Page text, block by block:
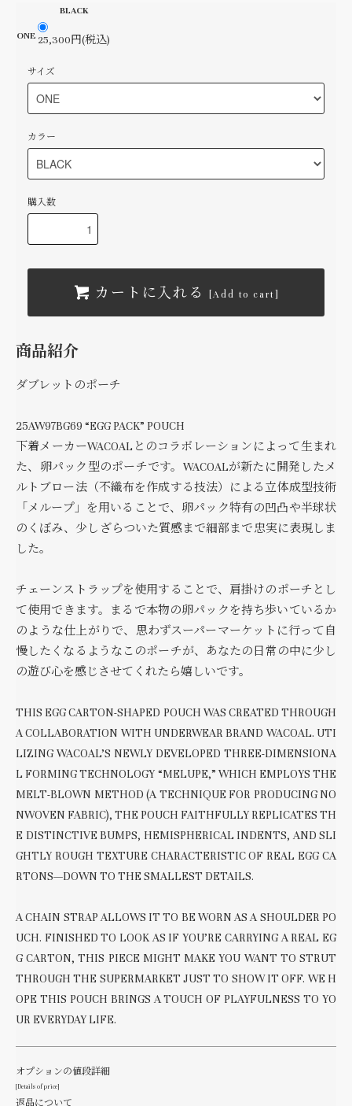
BLACK
ONE 25,300円(税込)
サイズ
カラー
購入数
カートに入れる [Add to cart]
商品紹介
ダブレットのポーチ
25AW97BG69 “EGG PACK” POUCH
下着メーカーWACOALとのコラボレーションによって生まれ
た、卵パック型のポーチです。WACOALが新たに開発したメ
ルトブロー法（不織布を作成する技法）による立体成型技術
「メループ」を用いることで、卵パック特有の凹凸や半球状
のくぼみ、少しざらついた質感まで細部まで忠実に表現しま
した。
チェーンストラップを使用することで、肩掛けのポーチとし
て使用できます。まるで本物の卵パックを持ち歩いているか
のような仕上がりで、思わずスーパーマーケットに行って自
慢したくなるようなこのポーチが、あなたの日常の中に少し
の遊び心を感じさせてくれたら嬉しいです。
THIS EGG CARTON-SHAPED POUCH WAS CREATED THROUGH
A COLLABORATION WITH UNDERWEAR BRAND WACOAL. UTI
LIZING WACOAL’S NEWLY DEVELOPED THREE-DIMENSIONA
L FORMING TECHNOLOGY “MELUPE,” WHICH EMPLOYS THE
MELT-BLOWN METHOD (A TECHNIQUE FOR PRODUCING NO
NWOVEN FABRIC), THE POUCH FAITHFULLY REPLICATES TH
E DISTINCTIVE BUMPS, HEMISPHERICAL INDENTS, AND SLI
GHTLY ROUGH TEXTURE CHARACTERISTIC OF REAL EGG CA
RTONS—DOWN TO THE SMALLEST DETAILS.
A CHAIN STRAP ALLOWS IT TO BE WORN AS A SHOULDER PO
UCH. FINISHED TO LOOK AS IF YOU’RE CARRYING A REAL EG
G CARTON, THIS PIECE MIGHT MAKE YOU WANT TO STRUT
THROUGH THE SUPERMARKET JUST TO SHOW IT OFF. WE H
OPE THIS POUCH BRINGS A TOUCH OF PLAYFULNESS TO YO
UR EVERYDAY LIFE.
オプションの値段詳細
[Details of price]
返品について